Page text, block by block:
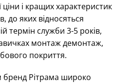
і кращих характеристик
до яких відносяться
термін служби 3-5 років,
монтаж демонтаж,
покриття.
бренд Рітрама широко